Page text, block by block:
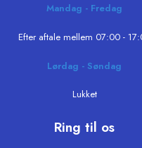
Mandag - Fredag
Efter aftale mellem 07:00 -
Lørdag - Søndag
Lukket
Ring til os